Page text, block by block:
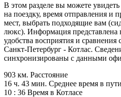
В этом разделе вы можете
на поездку, время отправления и
мест, выбрать подходящие вам
люкс). Информация представлена
удобства восприятия и сравнения
Санкт-Петербург - Котлас.
синхронизированы с данными
903 км. Расстояние
16 ч. 43 мин. Среднее время в пути
10 : 36 Время в Котласе